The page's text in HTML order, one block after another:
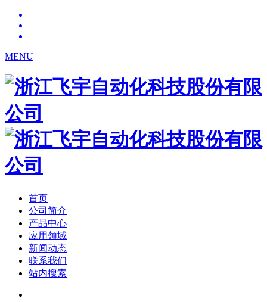
MENU
首页
公司简介
产品中心
应用领域
新闻动态
联系我们
站内搜索